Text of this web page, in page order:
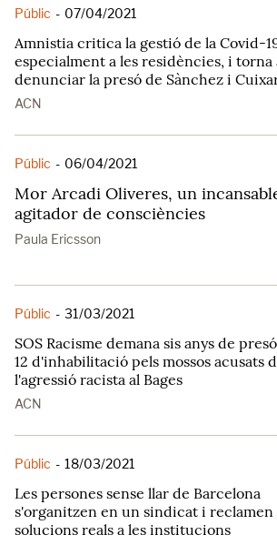
Públic - 07/04/2021
Amnistia critica la gestió de la Covid-
especialment a les residències, i torna
denunciar la presó de Sànchez i
ACN
Públic - 06/04/2021
Mor Arcadi Oliveres, un
agitador de consciències
Paula Ericsson
Públic - 31/03/2021
SOS Racisme demana sis anys de
12 d'inhabilitació pels mossos acusats
l'agressió racista al Bages
ACN
Públic - 18/03/2021
Les persones sense llar de Barcelona
s'organitzen en un sindicat i reclamen
solucions reals a les institucions